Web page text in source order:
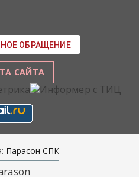
ОБРАЩЕНИЕ
САЙТА
Парасон СПК